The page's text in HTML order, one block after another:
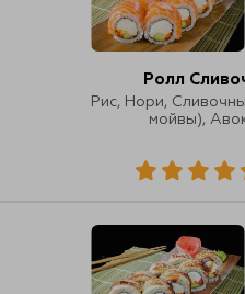
Ролл
Рис, Нори,
мойвы),